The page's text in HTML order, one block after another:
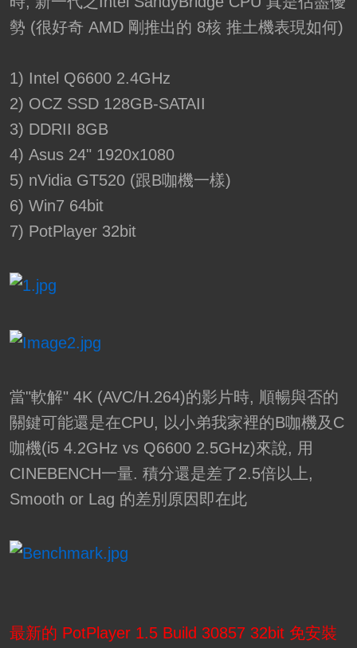
勢 (很好奇 AMD 剛推出的 8核 推土機表現如何)
1) Intel Q6600 2.4GHz
2) OCZ SSD 128GB-SATAII
3) DDRII 8GB
4) Asus 24" 1920x1080
5) nVidia GT520 (跟B咖機一樣)
6) Win7 64bit
7) PotPlayer 32bit
當"軟解" 4K (AVC/H.264)的影片時, 順暢與否的
關鍵可能還是在CPU, 以小弟我家裡的B咖機及C
咖機(i5 4.2GHz vs Q6600 2.5GHz)來說, 用
CINEBENCH一量. 積分還是差了2.5倍以上,
Smooth or Lag 的差別原因即在此
最新的 PotPlayer 1.5 Build 30857 32bit 免安裝